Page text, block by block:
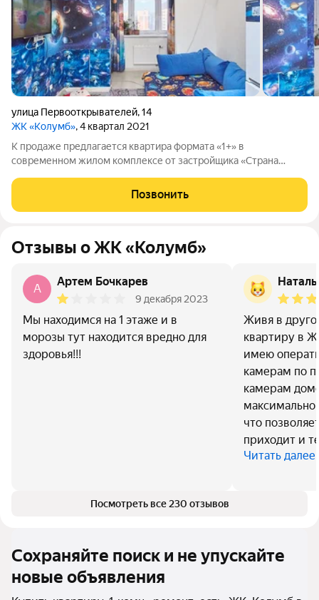
улица Первооткрывателей,14
ЖК «Колумб», 4 квартал 2021
К продаже предлагается квартира формата «1+» в
современном жилом комплексе от застройщика «Страна
планировкой с изолированной зоной для спального места, что
обеспечивает функциональность полноценной
Позвонить
Отзывы о ЖК «Колумб»
А
Артем Бочкарев
9 декабря 2023
Мы находимся на 1 этаже и в
морозы тут находится вредно для
здоровья!!!
Живя в
квартиру в
имею
камерам по
камерам
что
приходит и
Читать далее
Посмотреть все 230 отзывов
Сохраняйте поиск и не упускайте
новые объявления